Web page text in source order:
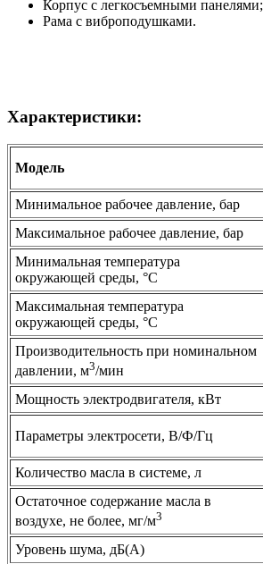
Корпус с легкосъемными панелями;
Рама с виброподушками.
Характеристики:
Модель
Минимальное рабочее давление, бар
Максимальное рабочее давление, бар
Минимальная температура
окружающей среды, °C
Максимальная температура
окружающей среды, °C
Производительность при номинальном
давлении, м3/мин
Мощность электродвигателя, кВт
Параметры электросети, В/Ф/Гц
Количество масла в системе, л
Остаточное содержание масла в
воздухе, не более, мг/м3
Уровень шума, дБ(А)